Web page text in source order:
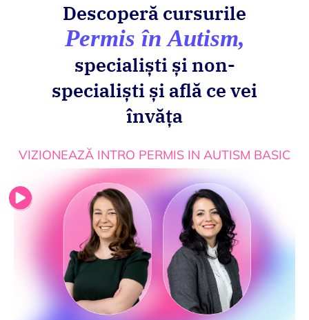
Descoperă cursurile
Permis în Autism,
specialiști și non-
specialiști și află ce vei
învăța
VIZIONEAZĂ INTRO PERMIS IN AUTISM BASIC